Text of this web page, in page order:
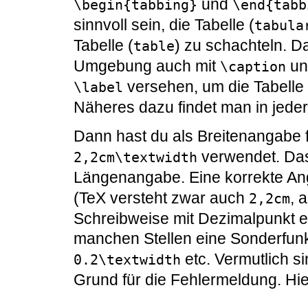
\begin{tabbing} und
sinnvoll sein, die Tabelle (
Tabelle (table) zu schachteln.
Umgebung auch mit \caption
\label versehen, um die
Näheres dazu findet man in
Dann hast du als
2,2cm\textwidth verwendet.
Längenangabe. Eine korrekte
(TeX versteht zwar auch 2,2cm,
Schreibweise mit Dezimalpunkt
manchen Stellen eine
0.2\textwidth etc. Vermutlich
Grund für die Fehlermeldung.